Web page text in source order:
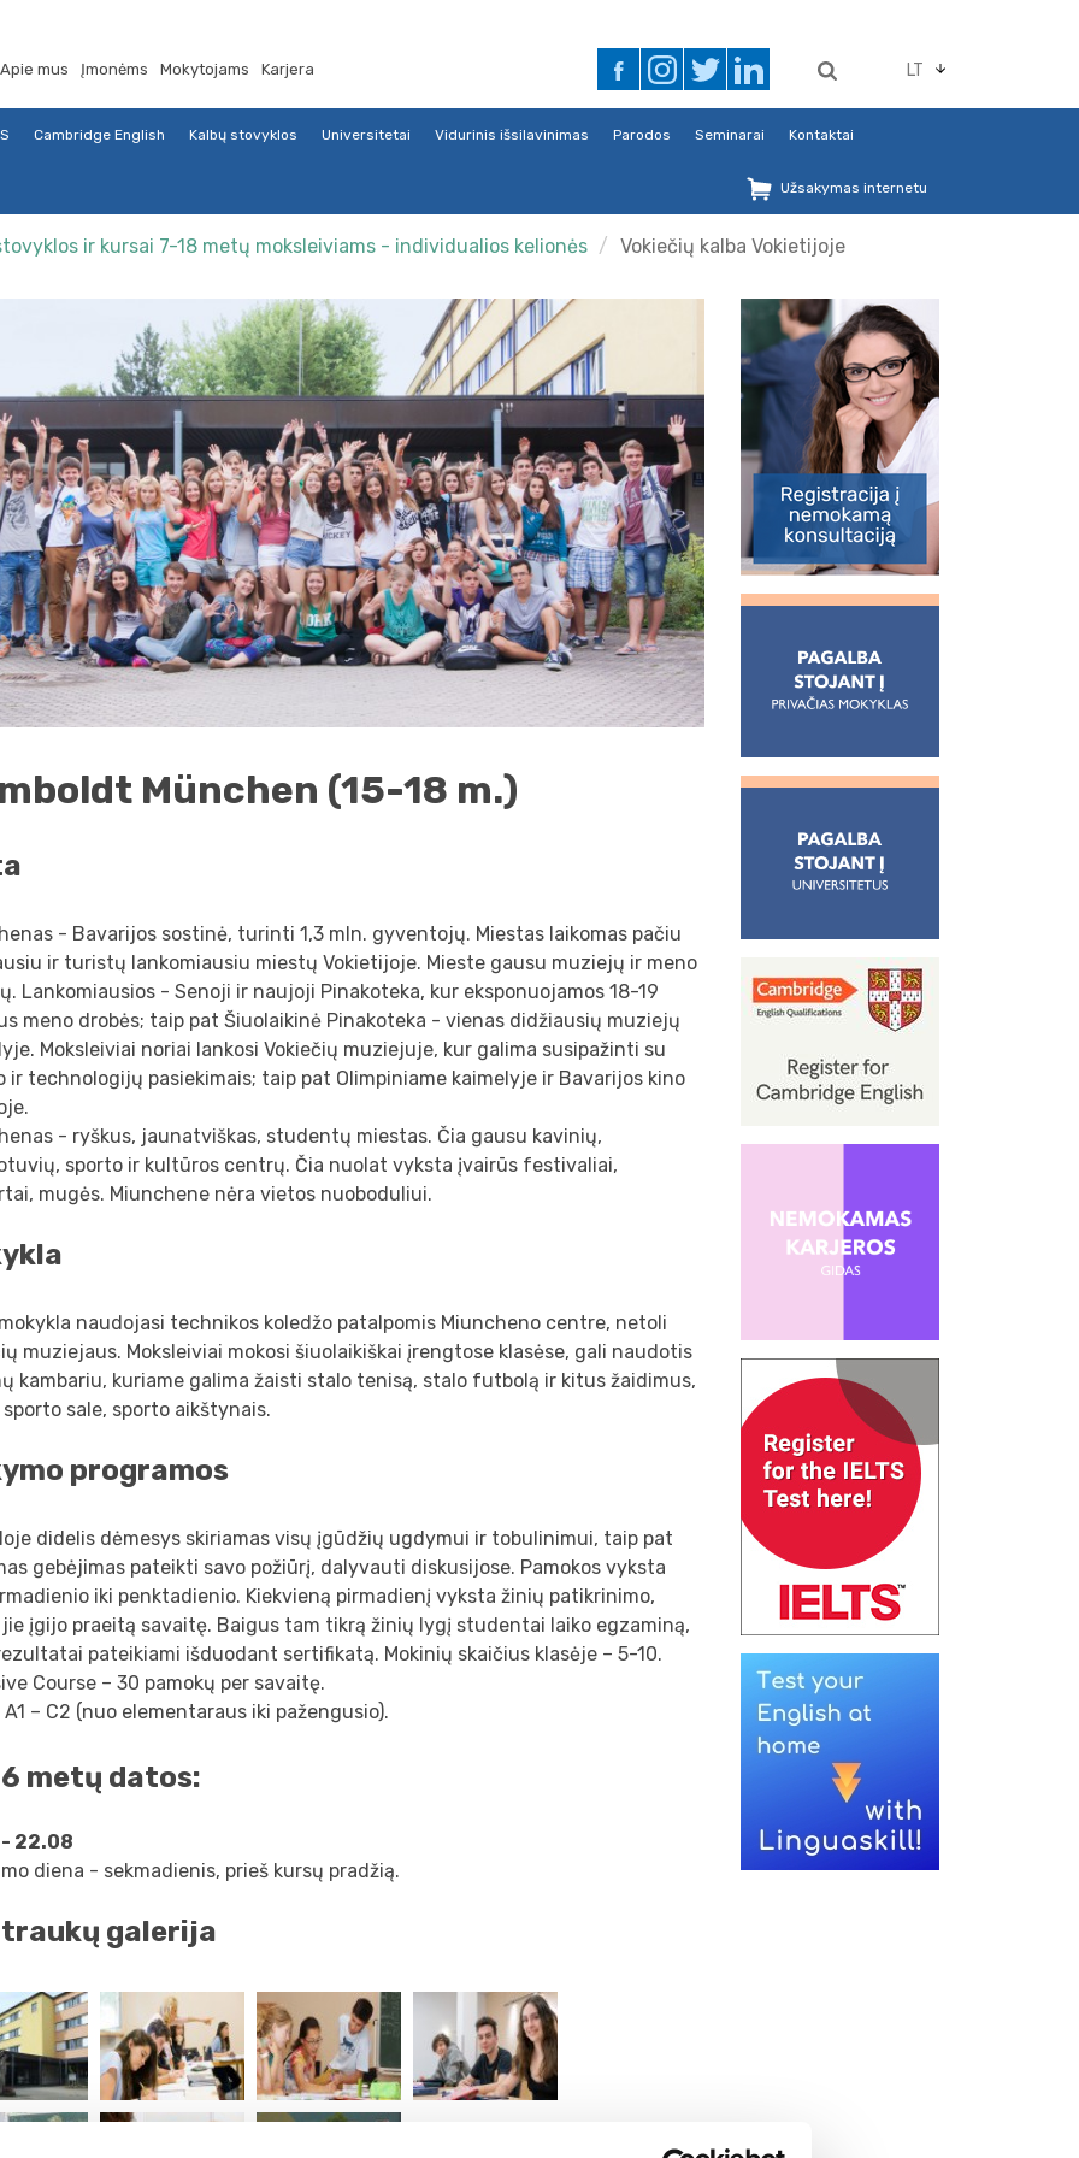
Apie mus Įmonėms Mokytojams Karjera LT
Cambridge English Kalbų stovyklos Universitetai Vidurinis išsilavinimas Parodos Seminarai Kontaktai
Užsakymas internetu
ir kursai 7-18 metų moksleiviams - individualios kelionės Vokiečių kalba Vokietijoje
München (15-18 m.)
- Bavarijos sostinė, turinti 1,3 mln. gyventojų. Miestas laikomas pačiu
ir turistų lankomiausiu miestų Vokietijoje. Mieste gausu muziejų ir meno
Lankomiausios - Senoji ir naujoji Pinakoteka, kur eksponuojamos 18-19
meno drobės; taip pat Šiuolaikinė Pinakoteka - vienas didžiausių muziejų
Moksleiviai noriai lankosi Vokiečių muziejuje, kur galima susipažinti su
ir technologijų pasiekimais; taip pat Olimpiniame kaimelyje ir Bavarijos kino
- ryškus, jaunatviškas, studentų miestas. Čia gausu kavinių,
sporto ir kultūros centrų. Čia nuolat vyksta įvairūs festivaliai,
mugės. Miunchene nėra vietos nuoboduliui.
naudojasi technikos koledžo patalpomis Miuncheno centre, netoli
muziejaus. Moksleiviai mokosi šiuolaikiškai įrengtose klasėse, gali naudotis
kambariu, kuriame galima žaisti stalo tenisą, stalo futbolą ir kitus žaidimus,
sale, sporto aikštynais.
programos
didelis dėmesys skiriamas visų įgūdžių ugdymui ir tobulinimui, taip pat
gebėjimas pateikti savo požiūrį, dalyvauti diskusijose. Pamokos vyksta
iki penktadienio. Kiekvieną pirmadienį vyksta žinių patikrinimo,
įgijo praeitą savaitę. Baigus tam tikrą žinių lygį studentai laiko egzaminą,
pateikiami išduodant sertifikatą. Mokinių skaičius klasėje – 5-10.
Course – 30 pamokų per savaitę.
A1 – C2 (nuo elementaraus iki pažengusio).
metų datos:
22.08
diena - sekmadienis, prieš kursų pradžią.
galerija